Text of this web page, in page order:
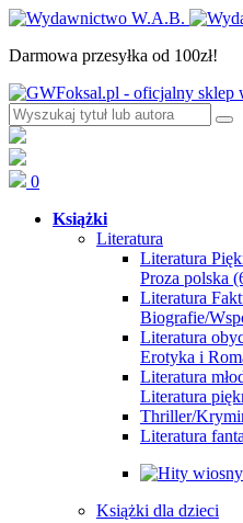
Darmowa przesyłka od 100zł!
0
Książki
Literatura
Literatura
Proza polska
Literatura
Biografie/
Literatura
Erotyka i
Literatura
Literatura
Thriller/
Literatura
Książki dla dzieci